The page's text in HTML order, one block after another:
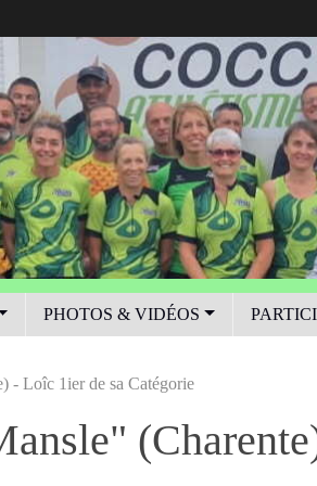
PHOTOS & VIDÉOS
- Loîc 1ier de sa Catégorie